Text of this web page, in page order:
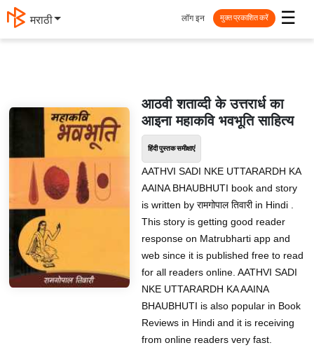
मराठी ☰
लॉग इन मुक्त प्रकाशित करें
आठवी शताव्दी के उत्तरार्ध का
आइना महाकवि भवभूति साहित्य
हिंदी पुस्तक समीक्षाएं
AATHVI SADI NKE UTTARARDH KA
AAINA BHAUBHUTI book and story
is written by रामगोपाल तिवारी in Hindi .
This story is getting good reader
response on Matrubharti app and
web since it is published free to read
for all readers online. AATHVI SADI
NKE UTTARARDH KA AAINA
BHAUBHUTI is also popular in Book
Reviews in Hindi and it is receiving
from online readers very fast.